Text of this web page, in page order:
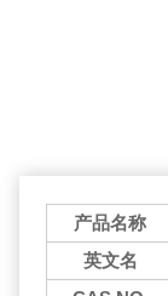
产品名称
英文名